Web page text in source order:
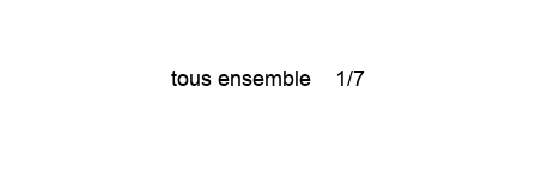
tous ensemble 1/7